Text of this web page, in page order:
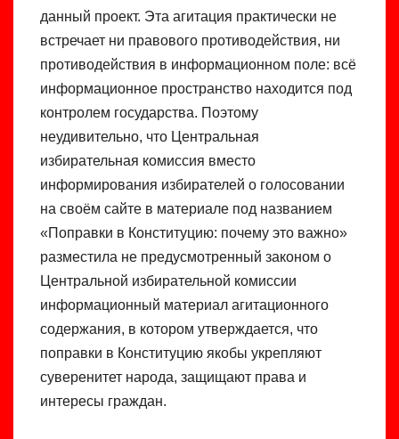
данный проект. Эта агитация практически не
встречает ни правового противодействия, ни
противодействия в информационном поле: всё
информационное пространство находится под
контролем государства. Поэтому
неудивительно, что Центральная
избирательная комиссия вместо
информирования избирателей о голосовании
на своём сайте в материале под названием
«Поправки в Конституцию: почему это важно»
разместила не предусмотренный законом о
Центральной избирательной комиссии
информационный материал агитационного
содержания, в котором утверждается, что
поправки в Конституцию якобы укрепляют
суверенитет народа, защищают права и
интересы граждан.